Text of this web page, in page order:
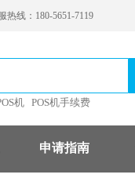
热线：180-5651-7119
机 POS机手续费
申请指南